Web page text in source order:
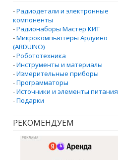
-Радиодетали и электронные
компоненты
-Радионаборы Мастер КИТ
-Микрокомпьютеры Ардуино
(ARDUINO)
-Робототехника
-Инструменты и материалы
-Измерительные приборы
-Программаторы
-Источники и элементы питания
-Подарки
РЕКОМЕНДУЕМ